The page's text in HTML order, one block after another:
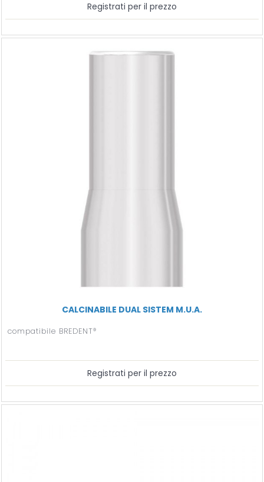
Registrati per il prezzo
CALCINABILE DUAL SISTEM M.U.A.
compatibile BREDENT®
Registrati per il prezzo